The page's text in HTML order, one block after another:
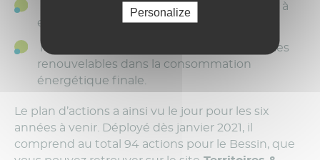
la réduction de 36 % des émissions de gaz à
effet de serre ;
l’augmentation de 27 % la part des énergies
renouvelables dans la consommation
énergétique finale.
Le plan d’actions a ainsi vu le jour pour les six
années à venir. Déployé dès janvier 2021, il
comprend au total 94 actions pour le Bessin, que
Personalize